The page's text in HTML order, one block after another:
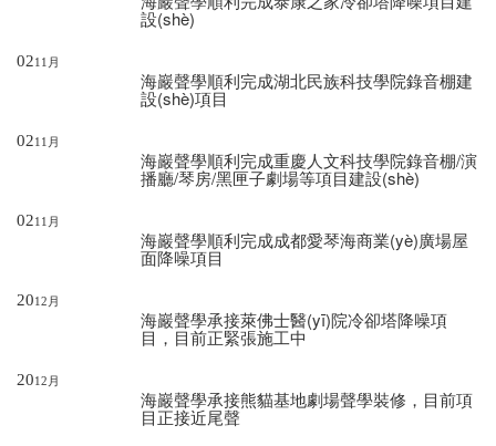
設(shè)
0211月
海巖聲學順利完成湖北民族科技學院錄音棚建
設(shè)項目
0211月
海巖聲學順利完成重慶人文科技學院錄音棚/演
播廳/琴房/黑匣子劇場等項目建設(shè)
0211月
海巖聲學順利完成成都愛琴海商業(yè)廣場屋
面降噪項目
2012月
海巖聲學承接萊佛士醫(yī)院冷卻塔降噪項
目，目前正緊張施工中
2012月
海巖聲學承接熊貓基地劇場聲學裝修，目前項
目正接近尾聲